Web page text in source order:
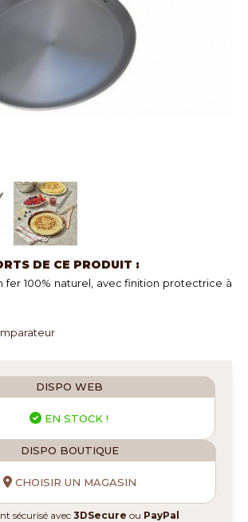
DE CE PRODUIT :
fer 100% naturel, avec finition protectrice à
DISPO WEB
EN STOCK !
DISPO BOUTIQUE
CHOISIR UN MAGASIN
sécurisé avec3DSecure ou PayPal